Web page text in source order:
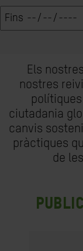
Els
nostres
ciutadania
canvis
pràctiques
de